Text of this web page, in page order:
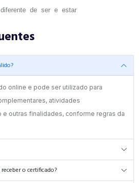
de ser e estar
online e pode ser utilizado para
atividades
e outras finalidades, conforme regras da
o certificado?